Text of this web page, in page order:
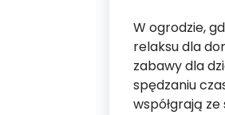
W ogrodzie,
relaksu dla
zabawy dla
spędzaniu
współgrają